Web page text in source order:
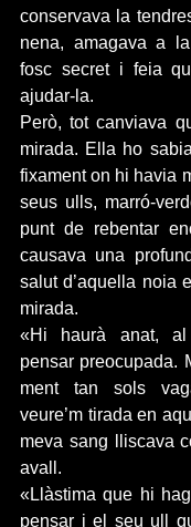
conservava la
nena, amagava a
fosc secret i feia
ajudar-la.
Però, tot canviava
mirada. Ella ho
fixament on hi havia
seus ulls, marró-
punt de rebentar
causava una
salut d’aquella noia
mirada.
«Hi haurà anat,
pensar preocupada.
ment tan sols
veure’m tirada en
meva sang lliscava
avall.
«Llàstima que hi
pensar i el seu ull